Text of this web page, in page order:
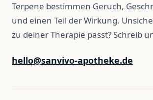
Terpene bestimmen Geruch,
und einen Teil der Wirkung.
zu deiner Therapie passt? Schreib
hello@sanvivo-apotheke.de